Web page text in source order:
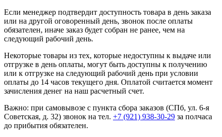
Если менеджер подтвердит доступность товара в день заказа
или на другой оговоренный день, звонок после оплаты
обязателен, иначе заказ будет собран не ранее, чем на
следующий рабочий день.
Некоторые товары из тех, которые недоступны к выдаче или
отгрузке в день оплаты, могут быть доступны к получению
или к отгрузке на следующий рабочий день при условии
оплаты до 14 часов текущего дня. Оплатой считается момент
зачисления денег на наш расчетный счет.
Важно: при самовывозе с пункта сборa заказов (СПб, ул. 6-я
Советская, д. 32) звонок на тел. +7 (921) 938-30-29 за полчаса
до прибытия обязателен.